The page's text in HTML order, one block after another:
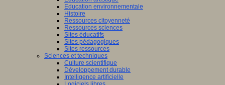
Education environnementale
Histoire
Ressources citoyenneté
Ressources sciences
Sites éducatifs
Sites pédagogiques
Sites ressources
Sciences et techniques
Culture scientifique
Développement durable
Intelligence artificielle